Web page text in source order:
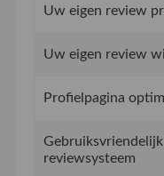
Uw eigen review
Uw eigen review
Profielpagina
reviewsysteem